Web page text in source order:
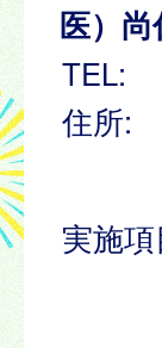
医）
TEL:
住所:
実施項